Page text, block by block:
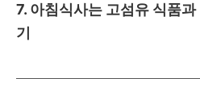
7. 아침식사는 고섬유 식품
기